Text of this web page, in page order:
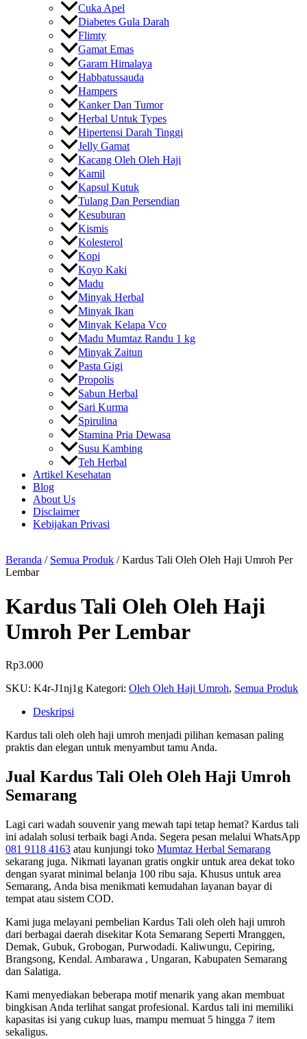
Cuka Apel
Diabetes Gula Darah
Flimty
Gamat Emas
Garam Himalaya
Habbatussauda
Hampers
Kanker Dan Tumor
Herbal Untuk Types
Hipertensi Darah Tinggi
Jelly Gamat
Kacang Oleh Oleh Haji
Kamil
Kapsul Kutuk
Tulang Dan Persendian
Kesuburan
Kismis
Kolesterol
Kopi
Koyo Kaki
Madu
Minyak Herbal
Minyak Ikan
Minyak Kelapa Vco
Madu Mumtaz Randu 1 kg
Minyak Zaitun
Pasta Gigi
Propolis
Sabun Herbal
Sari Kurma
Spirulina
Stamina Pria Dewasa
Susu Kambing
Teh Herbal
Artikel Kesehatan
Blog
About Us
Disclaimer
Kebijakan Privasi
Beranda / Semua Produk / Kardus Tali Oleh Oleh Haji Umroh Per
Lembar
Kardus Tali Oleh Oleh Haji
Umroh Per Lembar
Rp3.000
SKU: K4r-J1nj1g Kategori: Oleh Oleh Haji Umroh, Semua Produk
Deskripsi
Kardus tali oleh oleh haji umroh menjadi pilihan kemasan paling
praktis dan elegan untuk menyambut tamu Anda.
Jual Kardus Tali Oleh Oleh Haji Umroh
Semarang
Lagi cari wadah souvenir yang mewah tapi tetap hemat? Kardus tali
ini adalah solusi terbaik bagi Anda. Segera pesan melalui WhatsApp
081 9118 4163 atau kunjungi toko Mumtaz Herbal Semarang
sekarang juga. Nikmati layanan gratis ongkir untuk area dekat toko
dengan syarat minimal belanja 100 ribu saja. Khusus untuk area
Semarang, Anda bisa menikmati kemudahan layanan bayar di
tempat atau sistem COD.
Kami juga melayani pembelian Kardus Tali oleh oleh haji umroh
dari berbagai daerah disekitar Kota Semarang Seperti Mranggen,
Demak, Gubuk, Grobogan, Purwodadi. Kaliwungu, Cepiring,
Brangsong, Kendal. Ambarawa , Ungaran, Kabupaten Semarang
dan Salatiga.
Kami menyediakan beberapa motif menarik yang akan membuat
bingkisan Anda terlihat sangat profesional. Kardus tali ini memiliki
kapasitas isi yang cukup luas, mampu memuat 5 hingga 7 item
sekaligus.